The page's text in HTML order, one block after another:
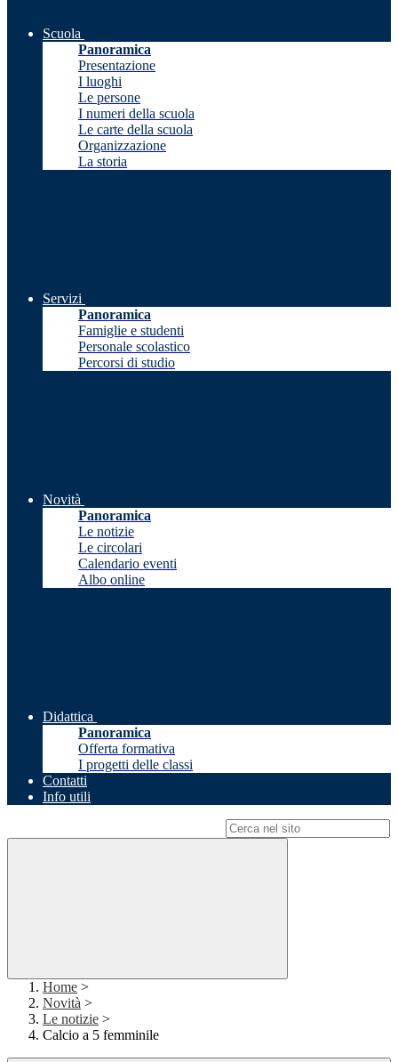
Scuola
Panoramica
Presentazione
I luoghi
Le persone
I numeri della scuola
Le carte della scuola
Organizzazione
La storia
Servizi
Panoramica
Famiglie e studenti
Personale scolastico
Percorsi di studio
Novità
Panoramica
Le notizie
Le circolari
Calendario eventi
Albo online
Didattica
Panoramica
Offerta formativa
I progetti delle classi
Contatti
Info utili
Home >
Novità >
Le notizie >
Calcio a 5 femminile